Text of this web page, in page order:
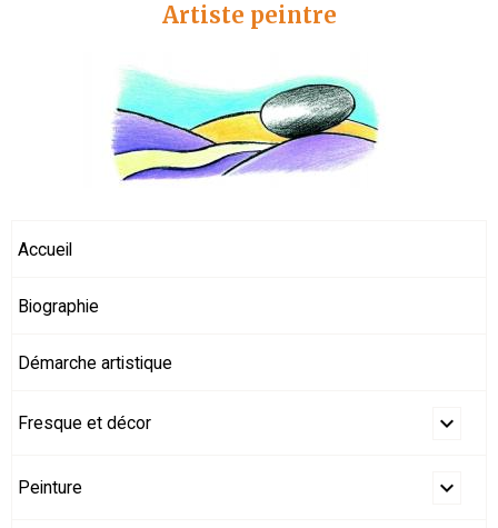
Artiste peintre
Accueil
Biographie
Démarche artistique
Fresque et décor
Peinture